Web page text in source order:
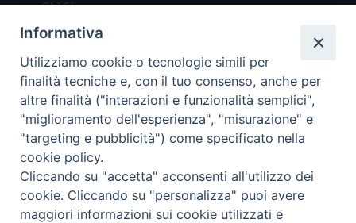
Chi Siamo
Redazione
Scrivici
Copyright © 2019 - Tutti i diritti riservati - Vita
Trentina Editrice
Informativa
Utilizziamo cookie o tecnologie simili per
finalità tecniche e, con il tuo consenso, anche per
altre finalità ("interazioni e funzionalità semplici",
"miglioramento dell'esperienza", "misurazione" e
"targeting e pubblicità") come specificato nella
cookie policy.
Cliccando su "accetta" acconsenti all'utilizzo dei
cookie. Cliccando su "personalizza" puoi avere
maggiori informazioni sui cookie utilizzati e